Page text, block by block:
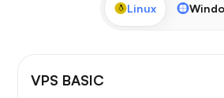
Linux
VPS BASIC